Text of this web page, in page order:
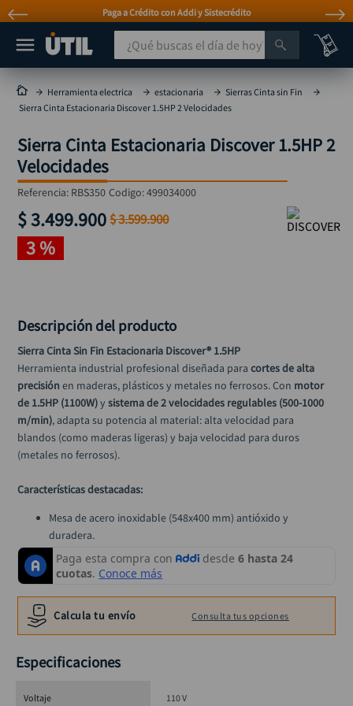
Paga a Crédito con Addi y Sistecrédito
¿Qué buscas el día de hoy?
Herramienta electrica estacionaria
Sierras Cinta sin Fin
Sierra Cinta Estacionaria Discover 1.5HP 2 Velocidades
Sierra Cinta Estacionaria Discover 1.5HP 2
Velocidades
Referencia: RBS350 Codigo:499034000
$3.499.900 $3.599.900
3 %
Descripción del producto
Sierra Cinta Sin Fin Estacionaria Discover® 1.5HP
Herramienta industrial profesional diseñada para cortes de alta
precisión en maderas, plásticos y metales no ferrosos. Con motor
de 1.5HP (1100W) y sistema de 2 velocidades regulables (500-1000
m/min), adapta su potencia al material: alta velocidad para
blandos (como maderas ligeras) y baja velocidad para duros
(metales no ferrosos).
Características destacadas:
Mesa de acero inoxidable (548x400 mm) antióxido y
duradera.
Hoja de sierra de 2560 mm para cortes largos y continuos.
Ajuste de altura e inclinación para trabajos versátiles
(rectos/angulares).
corte.
Diseño ergonómico que minimiza la fatiga del operario.
Especificaciones técnicas
Calcula tu envío Consulta tus opciones
Especificaciones
Voltaje 110 V
MÁS BUSCADOS
taladro
taladros pulidoras
compresor
sierra circular
ruteadora
broca
taladro inalámbrico
alicate